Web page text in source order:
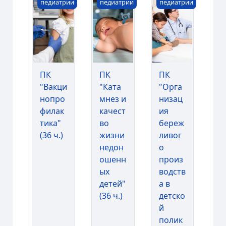
педиатрии
ПК
"Вакци
нопро
филак
тика"
(36 ч.)
педиатрии
ПК
"Ката
мнез и
качест
во
жизни
недон
ошенн
ых
детей"
(36 ч.)
педиатрии
ПК
"Орга
низац
ия
береж
ливог
о
произ
водств
а в
детско
й
полик